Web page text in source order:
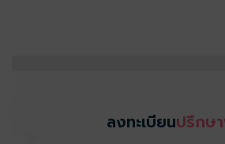
ลงทะเบียนปรึกษ